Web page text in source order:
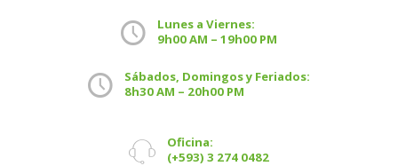
Lunes a Viernes:
9h00 AM – 19h00 PM
Sábados, Domingos y Feriados:
8h30 AM – 20h00 PM
Oficina:
(+593) 3 274 0482